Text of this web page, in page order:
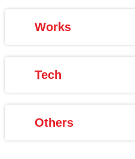
Others
Tech
Works